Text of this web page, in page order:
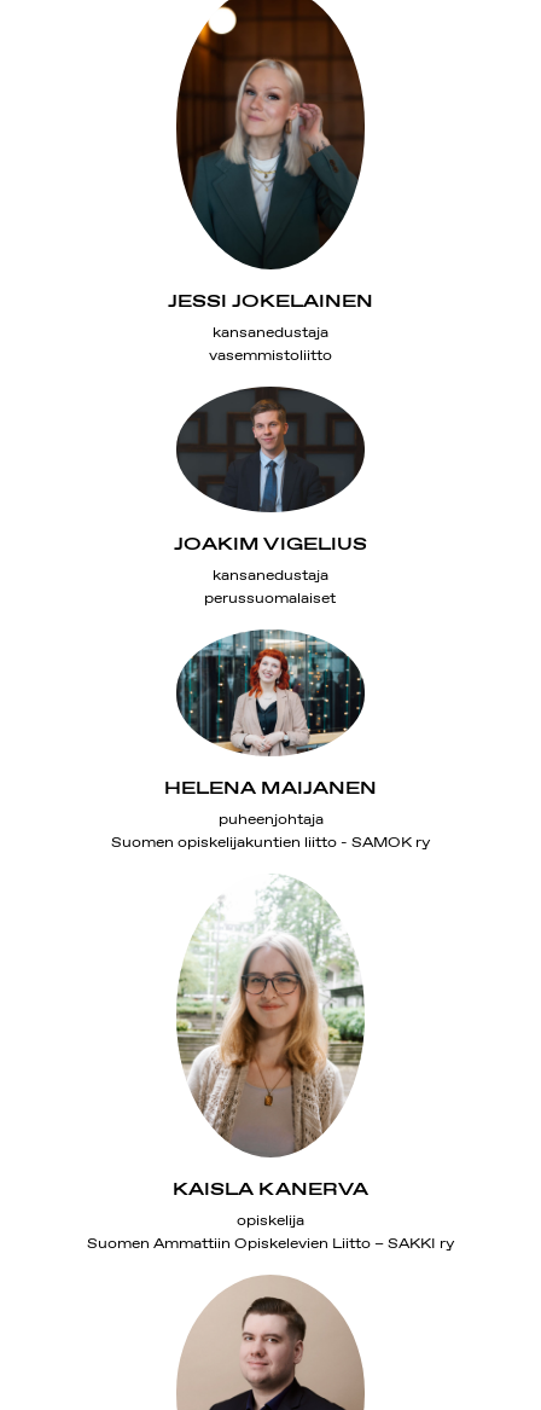
JESSI JOKELAINEN
kansanedustaja
vasemmistoliitto
JOAKIM VIGELIUS
kansanedustaja
perussuomalaiset
HELENA MAIJANEN
puheenjohtaja
Suomen opiskelijakuntien liitto - SAMOK ry
KAISLA KANERVA
opiskelija
Suomen Ammattiin Opiskelevien Liitto – SAKKI ry